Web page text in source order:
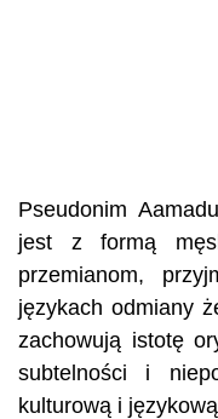
Pseudonim
jest z formą
przemianom,
językach odmiany
zachowują istotę
subtelności i
kulturową i